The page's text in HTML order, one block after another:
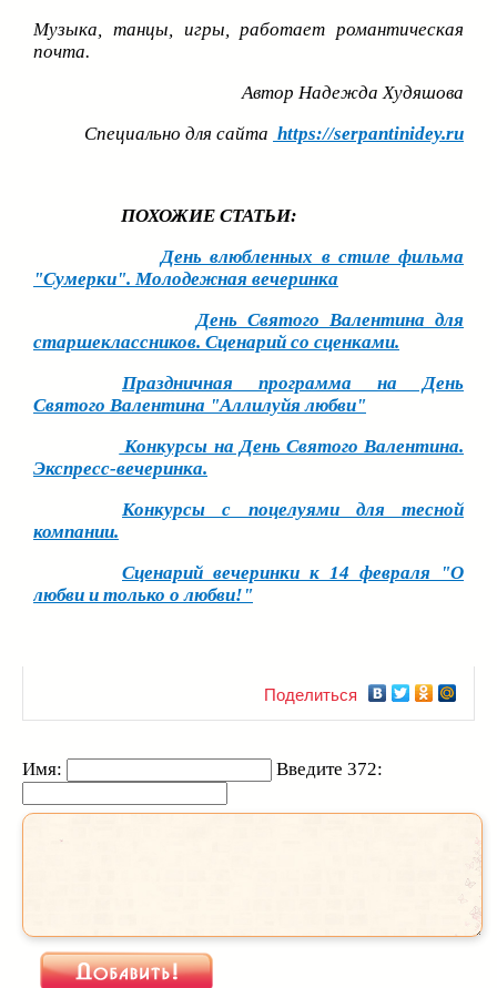
Музыка, танцы, игры, работает романтическая
почта.
Автор Надежда Худяшовa
Специально для сайта https://serpantinidey.ru
ПОХОЖИЕ СТАТЬИ:
День влюбленных в стиле фильма
"Сумерки". Молодежная вечеринка
День Святого Валентина для
старшеклассников. Сценарий со сценками.
Праздничная программа на День
Святого Валентина "Аллилуйя любви"
Конкурсы на День Святого Валентина.
Экспресс-вечеринка.
Конкурсы с поцелуями для тесной
компании.
Сценарий вечеринки к 14 февраля "О
любви и только о любви!"
Поделиться
Имя: Введите 372: